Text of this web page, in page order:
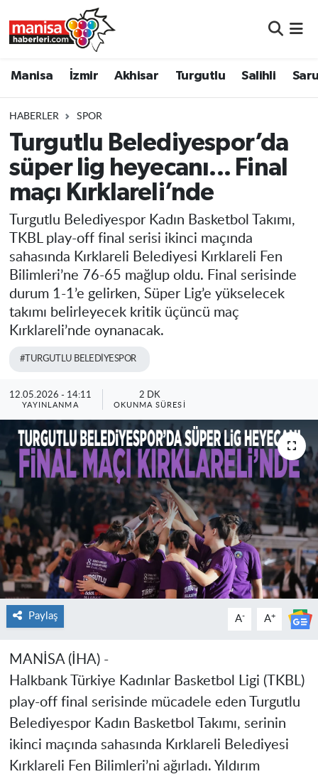
Manisa İzmir Akhisar Turgutlu Salihli
HABERLER SPOR
Turgutlu Belediyespor’da
süper lig heyecanı... Final
maçı Kırklareli’nde
Turgutlu Belediyespor Kadın Basketbol Takımı,
TKBL play-off final serisi ikinci maçında
sahasında Kırklareli Belediyesi Kırklareli Fen
Bilimleri’ne 76-65 mağlup oldu. Final serisinde
durum 1-1’e gelirken, Süper Lig’e yükselecek
takımı belirleyecek kritik üçüncü maç
Kırklareli’nde oynanacak.
#TURGUTLU BELEDİYESPOR
12.05.2026 - 14:11
YAYINLANMA
2 DK
OKUNMA SÜRESI
Paylaş A- A+
MANİSA (İHA) -
Halkbank Türkiye Kadınlar Basketbol Ligi (TKBL)
play-off final serisinde mücadele eden Turgutlu
Belediyespor Kadın Basketbol Takımı, serinin
ikinci maçında sahasında Kırklareli Belediyesi
Kırklareli Fen Bilimleri’ni ağırladı. Yıldırım
Turgutlu
Salihli
Saruhanlı
Soma
Resmi İlanlar
Manisa Nöbetçi Eczaneler
Manisa Trafik Yoğunluk Haritası
Süper Lig Puan Durumu ve Fikstür
Tüm Manşetler
Son Dakika Haberleri
Haber Arşivi